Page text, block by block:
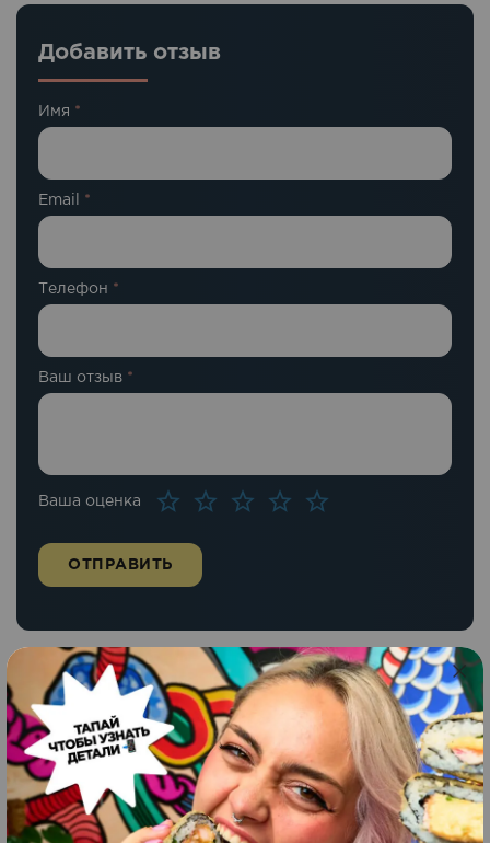
Добавить отзыв
Имя *
Email *
Телефон *
Ваша оценка
Ваш отзыв *
Похожие блюда
Новинка
Самурай